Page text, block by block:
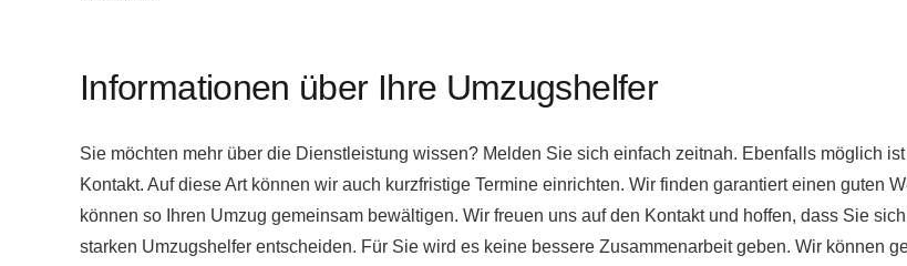
Informationen über Ihre Umzugshelfer
Sie möchten mehr über die Dienstleistung wissen? Melden Sie sich einfach zeitnah. Ebenfalls möglich
Kontakt. Auf diese Art können wir auch kurzfristige Termine einrichten. Wir finden garantiert einen guten
können so Ihren Umzug gemeinsam bewältigen. Wir freuen uns auf den Kontakt und hoffen, dass Sie
starken Umzugshelfer entscheiden. Für Sie wird es keine bessere Zusammenarbeit geben. Wir können